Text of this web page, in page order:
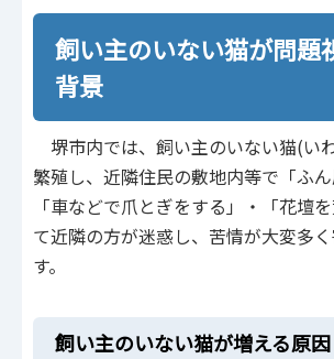
飼い主のいない猫が問題
背景
堺市内では、飼い主のいない猫(い
繁殖し、近隣住民の敷地内等で「ふん
「車などで爪とぎをする」・「花壇
て近隣の方が迷惑し、苦情が大変多
す。
飼い主のいない猫が増える原因